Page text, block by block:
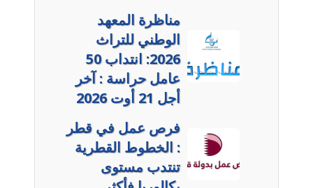
مناظرة المعهد
الوطني للتراث
2026: انتداب 50
عامل حراسة : آخر
أجل 21 أوت 2026
فرص عمل في قطر
: الخطوط القطرية
تنتدب مستوى